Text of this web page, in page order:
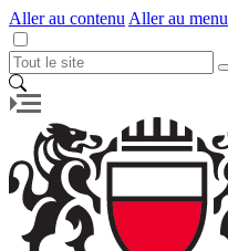
Aller au contenu Aller au menu